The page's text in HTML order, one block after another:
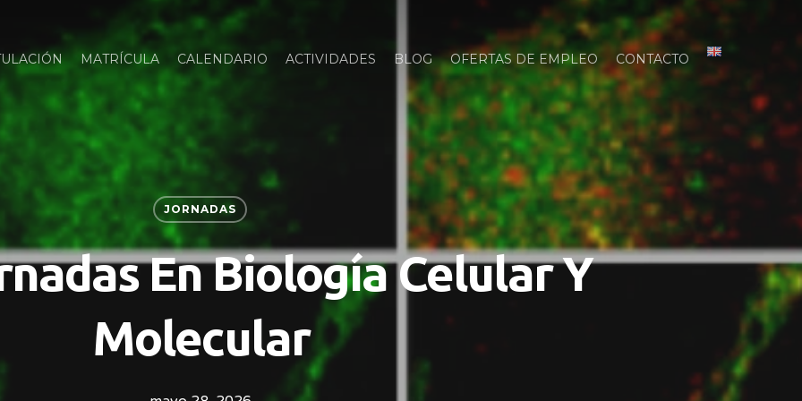
MATRÍCULA CALENDARIO ACTIVIDADES BLOG OFERTAS DE EMPLEO CONTACTO
JORNADAS
En Biología Celular Y
Molecular